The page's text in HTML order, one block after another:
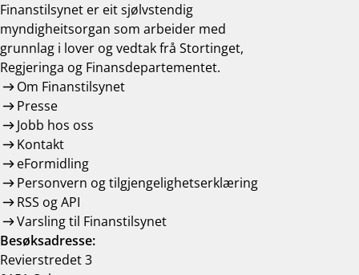
Finanstilsynet er eit sjølvstendig
myndigheitsorgan som arbeider med
grunnlag i lover og vedtak frå Stortinget,
Regjeringa og Finansdepartementet.
Om Finanstilsynet
Presse
Jobb hos oss
Kontakt
eFormidling
Personvern og tilgjengelighetserklæring
RSS og API
Varsling til Finanstilsynet
Besøksadresse:
Revierstredet 3